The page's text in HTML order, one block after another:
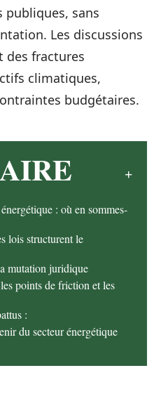
publiques, sans
Les discussions
des fractures
climatiques,
budgétaires.
: où en sommes-
lois structurent le
mutation juridique
points de friction et les
:
du secteur énergétique